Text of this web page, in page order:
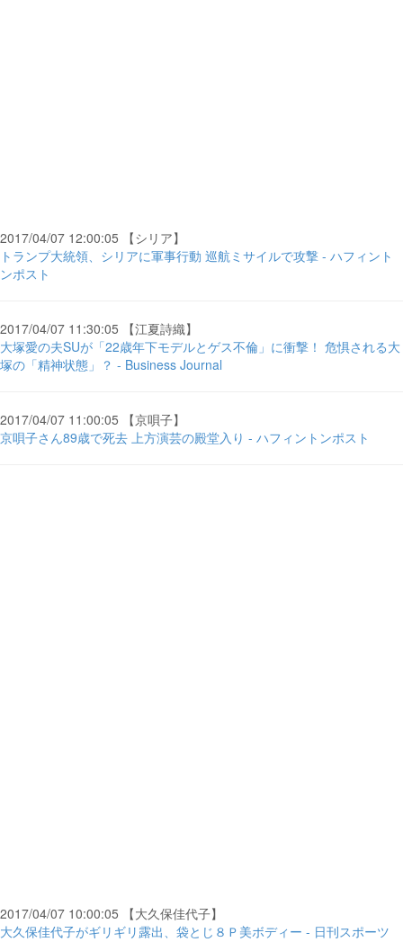
2017/04/07 12:00:05 【シリア】
トランプ大統領、シリアに軍事行動 巡航ミサイルで攻撃 - ハフィント
ンポスト
2017/04/07 11:30:05 【江夏詩織】
大塚愛の夫SUが「22歳年下モデルとゲス不倫」に衝撃！ 危惧される大
塚の「精神状態」？ - Business Journal
2017/04/07 11:00:05 【京唄子】
京唄子さん89歳で死去 上方演芸の殿堂入り - ハフィントンポスト
2017/04/07 10:00:05 【大久保佳代子】
大久保佳代子がギリギリ露出、袋とじ８Ｐ美ボディー - 日刊スポーツ